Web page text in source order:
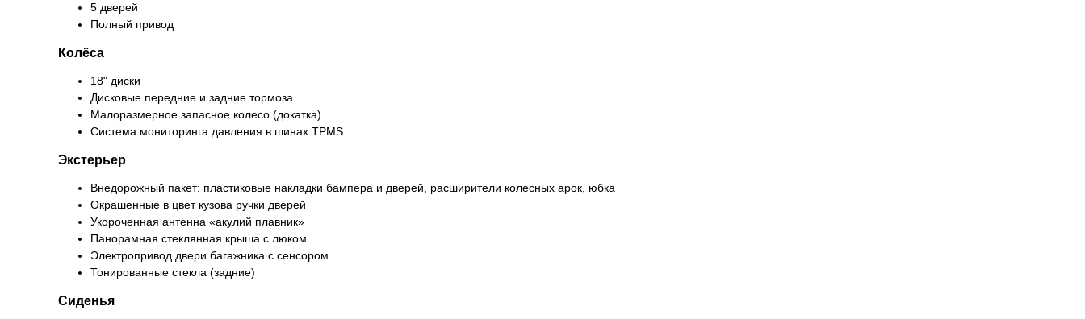
5 дверей
Полный привод
Колёса
18" диски
Дисковые передние и задние тормоза
Малоразмерное запасное колесо (докатка)
Система мониторинга давления в шинах TPMS
Экстерьер
Внедорожный пакет: пластиковые накладки бампера и дверей, расширители колесных арок, юбка
Окрашенные в цвет кузова ручки дверей
Укороченная антенна «акулий плавник»
Панорамная стеклянная крыша с люком
Электропривод двери багажника с сенсором
Тонированные стекла (задние)
Сиденья